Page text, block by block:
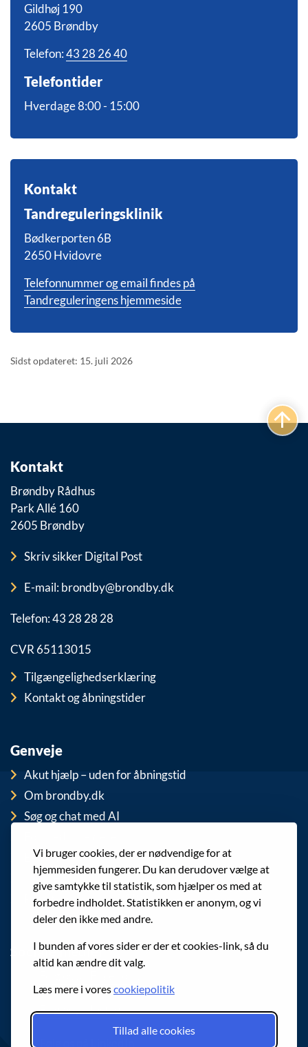
Vi bruger cookies, der er nødvendige for at
hjemmesiden fungerer. Du kan derudover vælge at
give samtykke til statistik, som hjælper os med at
forbedre indholdet. Statistikken er anonym, og vi
deler den ikke med andre.
I bunden af vores sider er der et cookies-link, så du
altid kan ændre dit valg.
Læs mere i vorescookiepolitik
Tillad alle cookies
Gildhøj 190
2605 Brøndby
Telefon:43 28 26 40
Telefontider
Hverdage 8:00 - 15:00
Kontakt
Tandreguleringsklinik
Bødkerporten 6B
2650 Hvidovre
Telefonnummer og email findes på
Tandreguleringens hjemmeside
Sidst opdateret: 15. juli 2026
Kontakt
Brøndby Rådhus
Park Allé 160
2605 Brøndby
Skriv sikker Digital Post
E-mail: brondby@brondby.dk
Telefon: 43 28 28 28
CVR 65113015
Tilgængelighedserklæring
Kontakt og åbningstider
Genveje
Akut hjælp – uden for åbningstid
Om brondby.dk
Søg og chat med AI
EAN-numre
Cookies
Privatlivspolitik (GDPR)
Sociale medier
Følg os på Instagram